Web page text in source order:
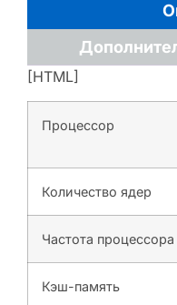
[HTML]
Процессор
Количество ядер
Частота процессора
Кэш-память